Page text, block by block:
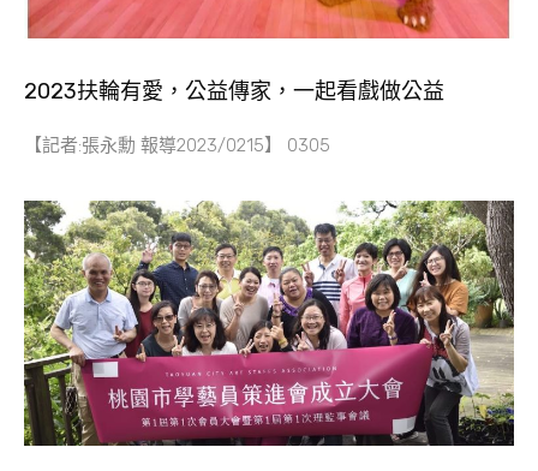
2023扶輪有愛，公益傳家，一起看戲做公益
【記者:張永勳 報導2023/0215】 0305